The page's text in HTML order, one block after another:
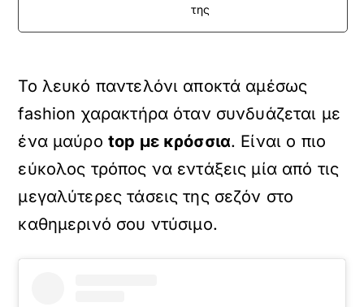
της
Το λευκό παντελόνι αποκτά αμέσως
fashion χαρακτήρα όταν συνδυάζεται με
ένα μαύρο top με κρόσσια. Είναι ο πιο
εύκολος τρόπος να εντάξεις μία από τις
μεγαλύτερες τάσεις της σεζόν στο
καθημερινό σου ντύσιμο.